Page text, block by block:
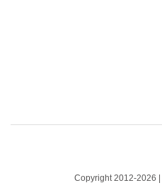
Copyright 2012-2026 |